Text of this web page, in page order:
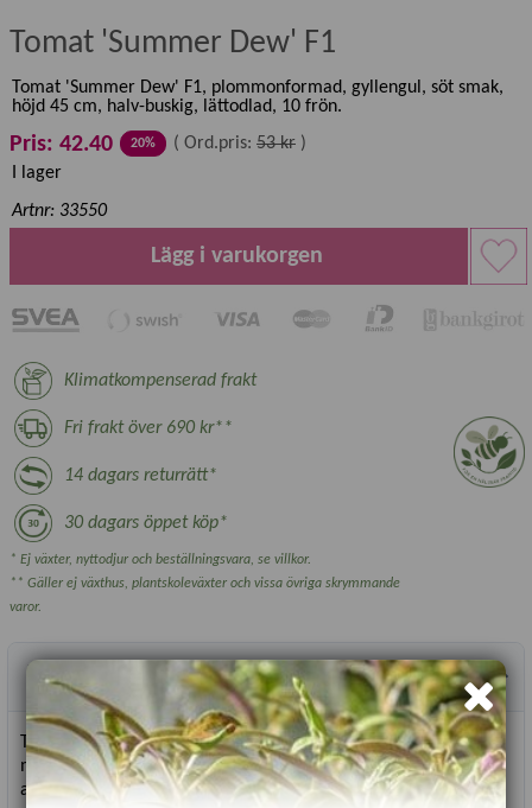
Tomat 'Summer Dew' F1
Tomat 'Summer Dew' F1, plommonformad, gyllengul, söt smak,
höjd 45 cm, halv-buskig, lättodlad, 10 frön.
Pris: 42.40 20% ( Ord.pris: 53 kr )
I lager
Artnr: 33550
Lägg i varukorgen
Klimatkompenserad frakt
Fri frakt över 690 kr**
14 dagars returrätt*
30 dagars öppet köp*
* Ej växter, nyttodjur och beställningsvara, se villkor.
** Gäller ej växthus, plantskoleväxter och vissa övriga skrymmande
varor.
Produktbeskrivning
Tomat ’Summer Dew’ är en kompakt, plommonformad tomat
med söt smak och riklig skörd. Den trivs utmärkt i krukor eller
amplar och ger mängder av små, gyllengula frukter under